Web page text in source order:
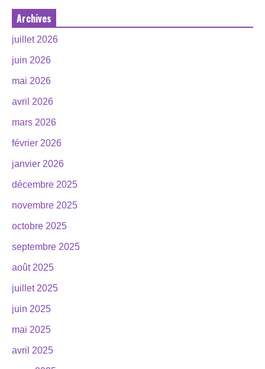
Archives
juillet 2026
juin 2026
mai 2026
avril 2026
mars 2026
février 2026
janvier 2026
décembre 2025
novembre 2025
octobre 2025
septembre 2025
août 2025
juillet 2025
juin 2025
mai 2025
avril 2025